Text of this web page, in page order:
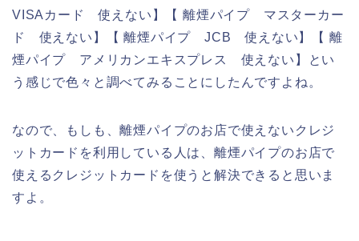
VISAカード 使えない】【 離煙パイプ マスターカー
ド 使えない】【 離煙パイプ JCB 使えない】【 離
煙パイプ アメリカンエキスプレス 使えない】とい
う感じで色々と調べてみることにしたんですよね。
なので、もしも、離煙パイプのお店で使えないクレジ
ットカードを利用している人は、離煙パイプのお店で
使えるクレジットカードを使うと解決できると思いま
すよ。